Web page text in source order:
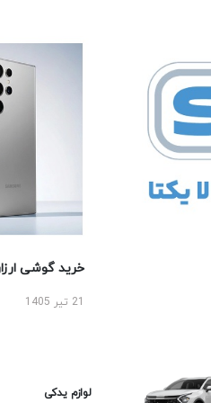
خرید گوشی ارزان
لوازم یدکی